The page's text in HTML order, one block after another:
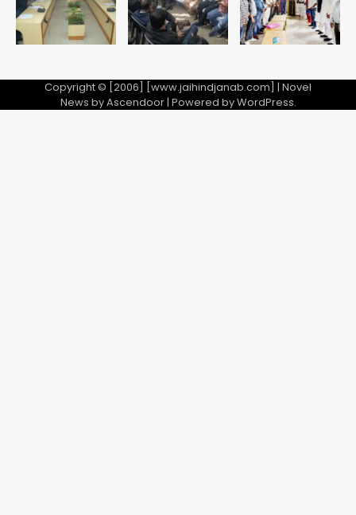
Copyright © [2006] [www.jaihindjanab.com] | Novel
News byAscendoor| Powered byWordPress.